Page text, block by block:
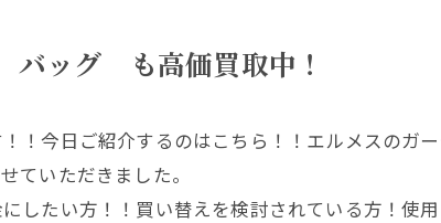
ッグ も高価買取中！
！今日ご紹介するのはこちら！！エルメスのガー
ていただきました。
したい方！！買い替えを検討されている方！使